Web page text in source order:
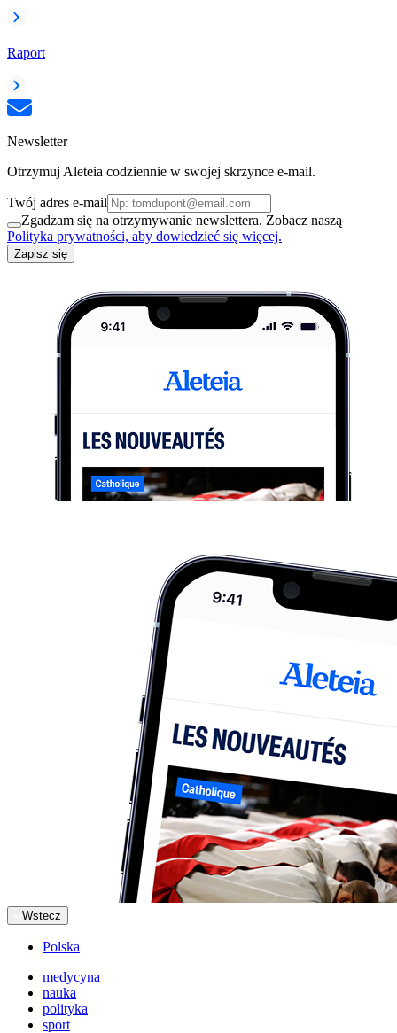
Raport
Newsletter
Otrzymuj Aleteia codziennie w swojej skrzynce e-mail.
Twój adres e-mail
Zgadzam się na otrzymywanie newslettera. Zobacz naszą
Polityka prywatności, aby dowiedzieć się więcej.
Zapisz się
Wstecz
Polska
medycyna
nauka
polityka
sport